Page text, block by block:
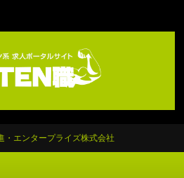
・エンタープライズ株式会社